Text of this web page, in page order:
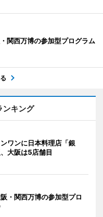
関西万博の参加型プログラム
ンキング
ワンに日本料理店「銀
大阪は5店舗目
・関西万博の参加型プロ